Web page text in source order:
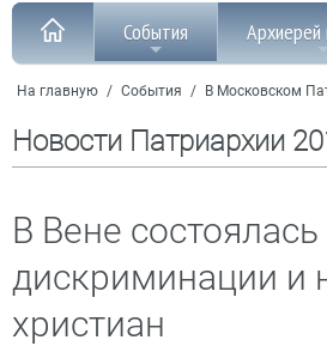
События Архиерей
На главную / События / В Московском
Новости Патриархии
В Вене
дискриминации и
христиан